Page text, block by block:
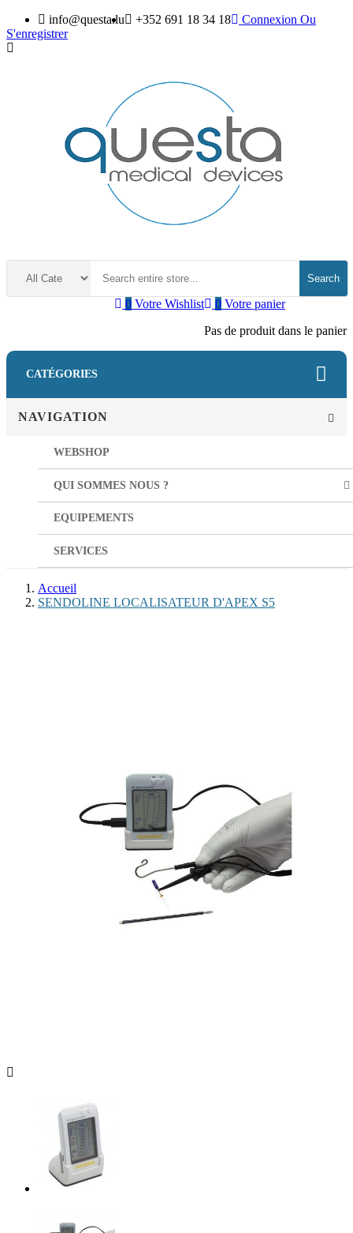
info@questa.lu +352 691 18 34 18 Connexion Ou
S'enregistrer
Search
0 Votre panier
Pas de produit dans le panier
0 Votre Wishlist
CATÉGORIES
NAVIGATION
WEBSHOP
QUI SOMMES NOUS ?
EQUIPEMENTS
SERVICES
Accueil
SENDOLINE LOCALISATEUR D'APEX S5
